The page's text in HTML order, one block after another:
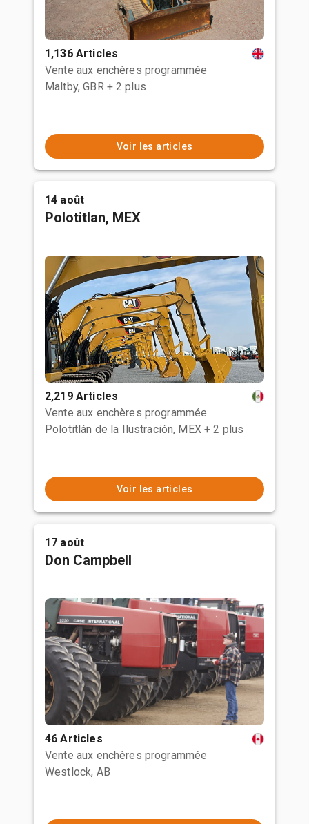
1,136 Articles
Vente aux enchères programmée
Maltby, GBR + 2 plus
Voir les articles
14 août
Polotitlan, MEX
2,219 Articles
Vente aux enchères programmée
Polotitlán de la Ilustración, MEX + 2 plus
Voir les articles
17 août
Don Campbell
46 Articles
Vente aux enchères programmée
Westlock, AB